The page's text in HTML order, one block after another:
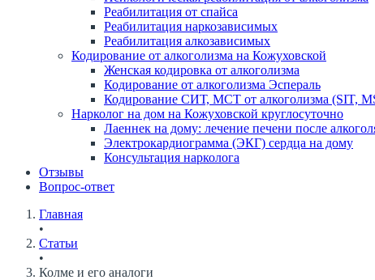
Реабилитация от спайса
Реабилитация наркозависимых
Реабилитация алкозависимых
Кодирование от алкоголизма на Кожуховской
Женская кодировка от алкоголизма
Кодирование от алкоголизма Эспераль
Кодирование СИТ, МСТ от алкоголизма (SIT,
Нарколог на дом на Кожуховской круглосуточно
Лаеннек на дому: лечение печени после
Электрокардиограмма (ЭКГ) сердца на дому
Консультация нарколога
Отзывы
Вопрос-ответ
Главная
•
Статьи
•
Колме и его аналоги